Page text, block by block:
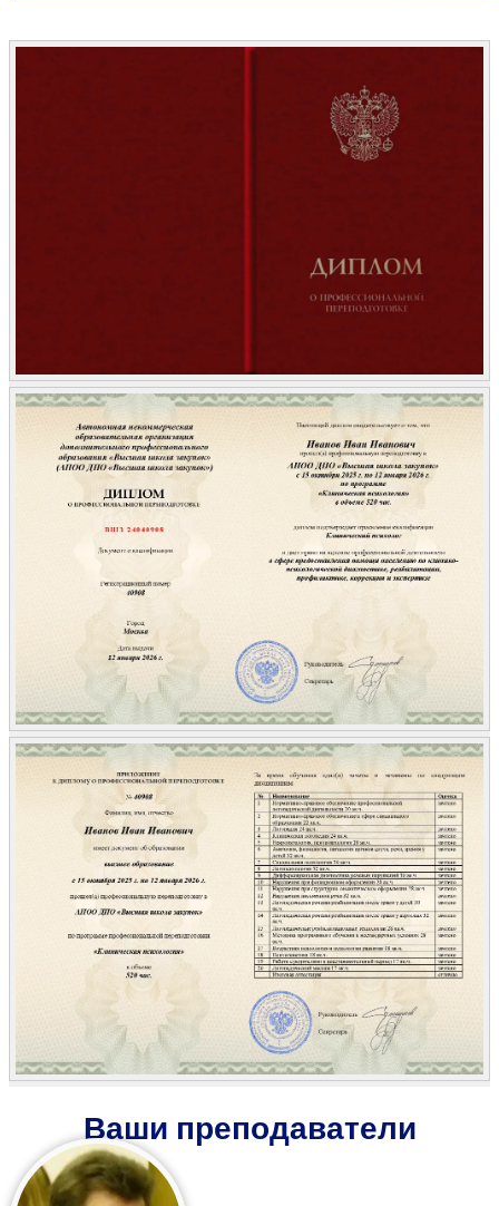
Ваши преподаватели